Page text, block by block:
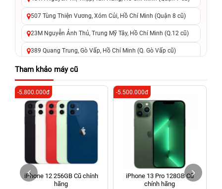
507 Tùng Thiện Vương, Xóm Củi, Hồ Chí Minh (Quận 8 cũ)
23M Nguyễn Ảnh Thủ, Trung Mỹ Tây, Hồ Chí Minh (Q.12 cũ)
389 Quang Trung, Gò Vấp, Hồ Chí Minh (Q. Gò Vấp cũ)
625 - 625A Âu Cơ, Tân Phú, Hồ Chí Minh (Quận Tân Phú cũ)
326 Lê Văn Việt, Tăng Nhơn Phú, Hồ Chí Minh (Q.9 TP. Thủ
Đức cũ)
256 Võ Văn Ngân, Thủ Đức, Hồ Chí Minh (Bình Thọ, TP. Thủ
70 Nguyễn An Ninh, Dĩ An, Hồ Chí Minh (Bình Dương Cũ)
24h Vũng Tàu: 162A Ba Cu, Vũng Tàu, Hồ Chí Minh (TP. Vũng
Tàu cũ)
198 Hoàng Văn Thụ, Tân Sơn Nhất, Hồ Chí Minh (Tân Bình
Tham khảo máy cũ
iPhone 12 256GB Cũ chính
hãng
-5.800.000đ
iPhone 13 Pro 128GB Cũ
chính hãng
-5.500.000đ